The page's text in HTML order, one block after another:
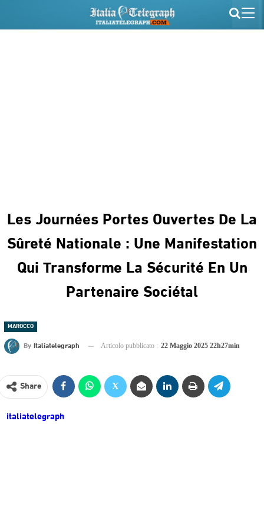
Les Journées Portes Ouvertes De La
Sûreté Nationale : Une Manifestation
Qui Transforme La Sécurité En Un
Partenaire Sociétal
MAROCCO
By Italiatelegraph Articolo pubblicato : 22 Maggio 2025 22h27min
Share
italiatelegraph